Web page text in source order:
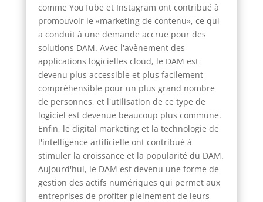
comme YouTube et Instagram ont contribué à
promouvoir le «marketing de contenu», ce qui
a conduit à une demande accrue pour des
solutions DAM. Avec l'avènement des
applications logicielles cloud, le DAM est
devenu plus accessible et plus facilement
compréhensible pour un plus grand nombre
de personnes, et l'utilisation de ce type de
logiciel est devenue beaucoup plus commune.
Enfin, le digital marketing et la technologie de
l'intelligence artificielle ont contribué à
stimuler la croissance et la popularité du DAM.
Aujourd'hui, le DAM est devenu une forme de
gestion des actifs numériques qui permet aux
entreprises de profiter pleinement de leurs